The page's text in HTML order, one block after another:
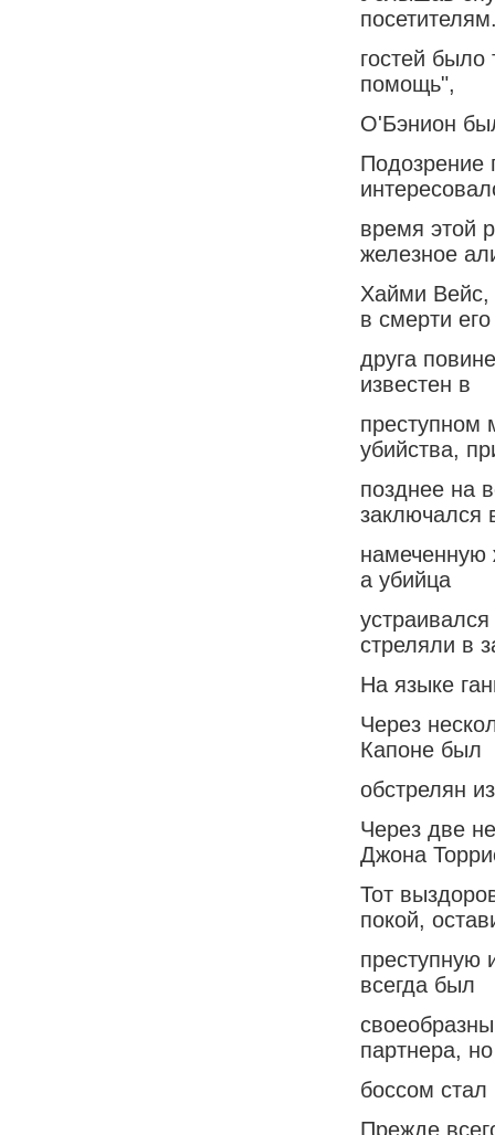
гостей
помощь",
О'Бэнион
Подозрение
время этой
железное
Хайми Вейс,
в смерти его
друга
известен в
преступном
убийства,
позднее на
заключался
намеченную
а убийца
стреляли в
На языке
Через
Капоне был
обстрелян
Через две
Джона
Тот
покой,
преступную
всегда был
партнера,
боссом
Прежде